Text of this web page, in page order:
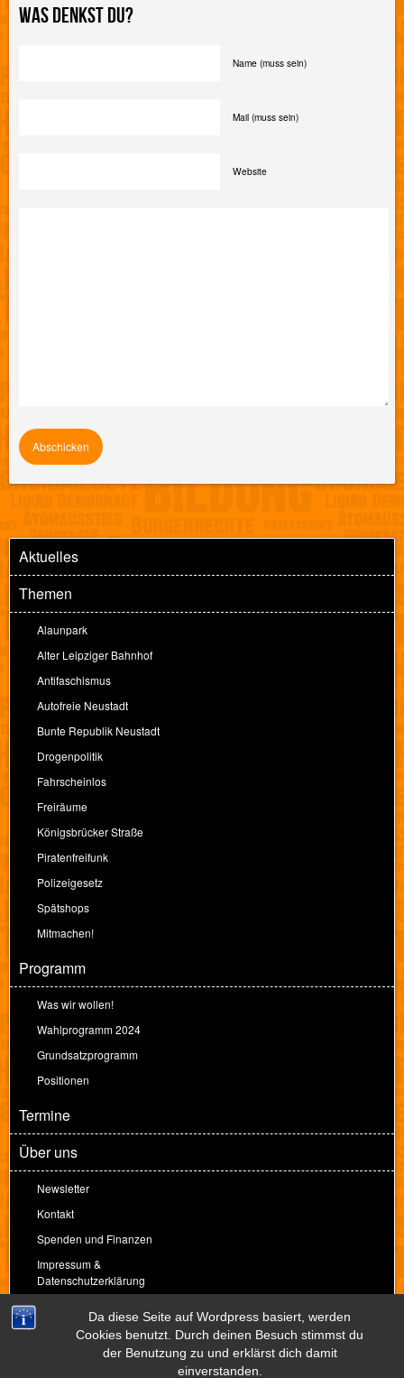
Da diese Seite auf Wordpress basiert, werden
Cookies benutzt. Durch deinen Besuch stimmst du
der Benutzung zu und erklärst dich damit
einverstanden.
WAS DENKST DU?
Name (muss sein)
Mail (muss sein)
Website
Aktuelles
Themen
Alaunpark
Alter Leipziger Bahnhof
Antifaschismus
Autofreie Neustadt
Bunte Republik Neustadt
Drogenpolitik
Fahrscheinlos
Freiräume
Königsbrücker Straße
Piratenfreifunk
Polizeigesetz
Spätshops
Mitmachen!
Programm
Was wir wollen!
Wahlprogramm 2024
Grundsatzprogramm
Positionen
Termine
Über uns
Newsletter
Kontakt
Spenden und Finanzen
Impressum &
Datenschutzerklärung
Spenden
Theme by